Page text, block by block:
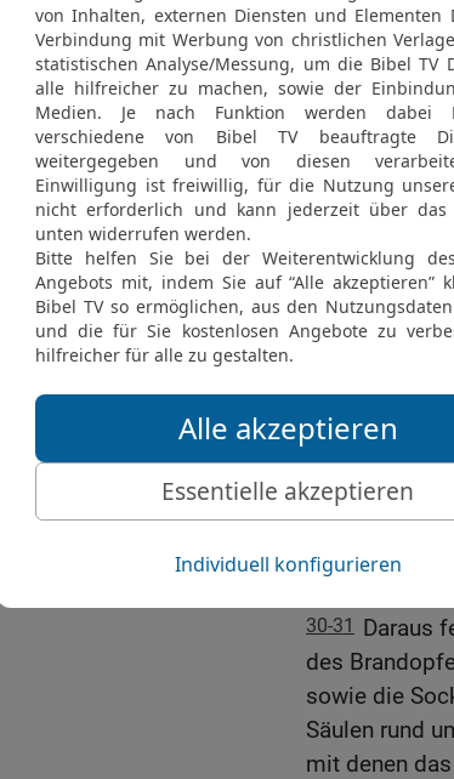
Mose dem
Leviten eine
Bronze für
24 Die
seiner
Zentner,
25-26 Die
waren,
machte nach
Genau
Bodenplatten
trugen; auf
28 Aus den
silbernen
hergestellt.
Die
30-31 Daraus
des
sowie die
Säulen rund
mit denen